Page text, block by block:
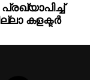
കളക്ടര്‍